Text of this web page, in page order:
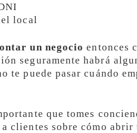
local
un negocio entonces
seguramente habrá
te puede pasar cuándo
que tomes
a clientes sobre cómo